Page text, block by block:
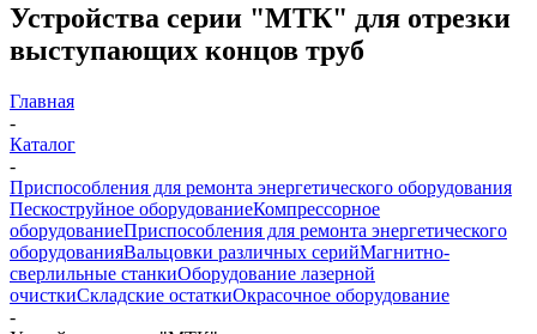
Устройства серии "МТК" для отрезки
выступающих концов труб
Главная
-
Каталог
-
Приспособления для ремонта энергетического оборудования
Пескоструйное оборудованиеКомпрессорное
оборудованиеПриспособления для ремонта энергетического
оборудованияВальцовки различных серийМагнитно-
сверлильные станкиОборудование лазерной
очисткиСкладские остаткиОкрасочное оборудование
-